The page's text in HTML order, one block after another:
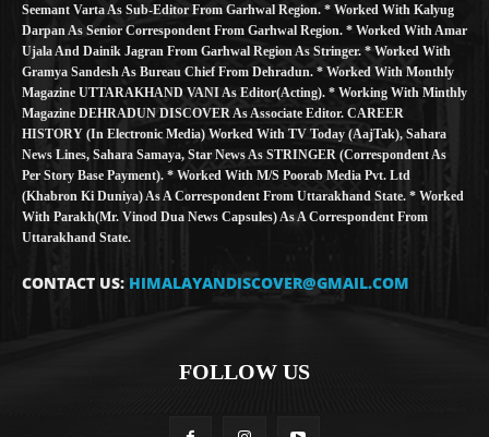
Seemant Varta As Sub-Editor From Garhwal Region. * Worked With Kalyug
Darpan As Senior Correspondent From Garhwal Region. * Worked With Amar
Ujala And Dainik Jagran From Garhwal Region As Stringer. * Worked With
Gramya Sandesh As Bureau Chief From Dehradun. * Worked With Monthly
Magazine UTTARAKHAND VANI As Editor(Acting). * Working With Minthly
Magazine DEHRADUN DISCOVER As Associate Editor. CAREER
HISTORY (in Electronic Media) Worked With TV Today (AajTak), Sahara
News Lines, Sahara Samaya, Star News As STRINGER (Correspondent As
Per Story Base Payment). * Worked With M/S Poorab Media Pvt. Ltd
(Khabron Ki Duniya) As A Correspondent From Uttarakhand State. * Worked
With Parakh(Mr. Vinod Dua News Capsules) As A Correspondent From
Uttarakhand State.
CONTACT US: HIMALAYANDISCOVER@GMAIL.COM
FOLLOW US